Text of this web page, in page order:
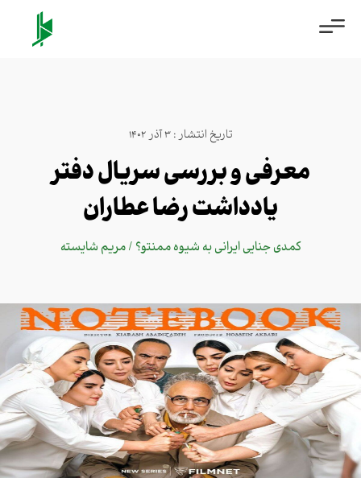
تاریخ انتشار : 3 آذر 1402
معرفی و بررسی سریال دفتر
یادداشت رضا عطاران
کمدی جنایی ایرانی به شیوه ممنتو؟ / مریم شایسته